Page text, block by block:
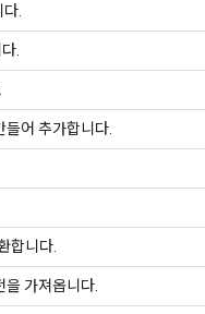
.
.
들어 추가합니다.
합니다.
을 가져옵니다.